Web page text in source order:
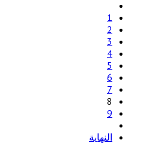
1
2
3
4
5
6
7
8
9
النهاية